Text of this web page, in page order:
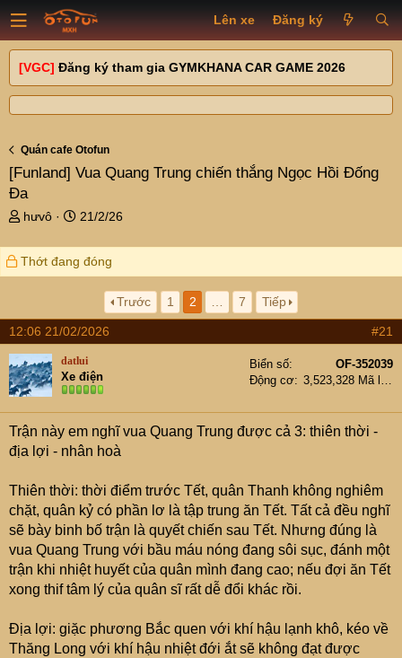
Lên xe Đăng ký
[VGC] Đăng ký tham gia GYMKHANA CAR GAME 2026
Quán cafe Otofun
[Funland] Vua Quang Trung chiến thắng Ngọc Hồi Đống
Đa
T
r
e
s
t
a
r
t
hưvô
N
à
y
i
21/2/26
Thớt đang đóng
Trước 1 2 7 Tiếp
12:06 21/02/2026 #21
datlui
Xe điện
Biển số
OF-352039
Động cơ
3,523,328 Mã lực
Trận này em nghĩ vua Quang Trung được cả 3: thiên thời -
địa lợi - nhân hoà
Thiên thời: thời điểm trước Tết, quân Thanh không nghiêm
chặt, quân kỷ có phần lơ là tập trung ăn Tết. Tất cả đều nghĩ
sẽ bày binh bố trận là quyết chiến sau Tết. Nhưng đúng là
vua Quang Trung với bầu máu nóng đang sôi sục, đánh một
trận khi nhiệt huyết của quân mình đang cao; nếu đợi ăn Tết
xong thif tâm lý của quân sĩ rất dễ đổi khác rồi.
Địa lợi: giặc phương Bắc quen với khí hậu lạnh khô, kéo về
Thăng Long với khí hậu nhiệt đới ắt sẽ không đạt được